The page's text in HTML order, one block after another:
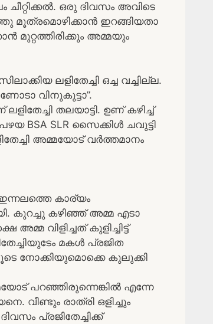
ഒരു ദിവസം അവിടെ
മൂത്രമൊഴിക്കാൻ ഇറങ്ങിയതാ
മുറ്റത്തിരിക്കും അമ്മയും
ലളിതേച്ചി ഒച്ച വച്ചില്ല.
വിനുകുട്ടാ”.
തലയാട്ടി. ഉണ് കഴിച്ച്
BSA SLR സൈക്കിൾ ചവുട്ടി
അമ്മയോട് വർത്തമാനം
കാര്യം
കുറച്ചു കഴിഞ്ഞ് അമ്മ എടാ
വിളിച്ചത് കുളിച്ചിട്ട്
മകൾ പ്രജിത
നോക്കിയുമൊക്കെ കുലുക്കി
പറഞ്ഞിരുന്നെങ്കിൽ എന്നേ
വീണ്ടും രാത്രി ഒളിച്ചും
പ്രജിതേച്ചിക്ക്